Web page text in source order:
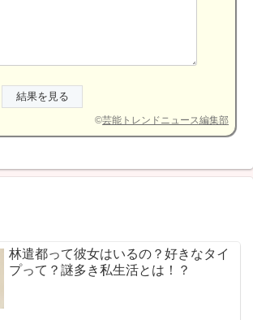
©芸能トレンドニュース編集部
林遣都って彼女はいるの？好きなタイ
プって？謎多き私生活とは！？